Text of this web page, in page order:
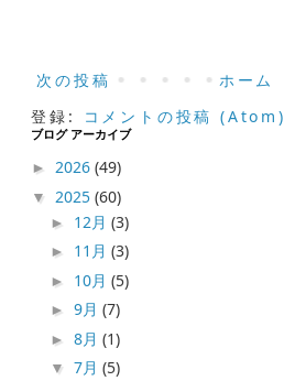
次の投稿
ホーム
登録:
コメントの投稿 (Atom)
ブログ アーカイブ
► 2026(49)
▼ 2025(60)
► 12月(3)
► 11月(3)
► 10月(5)
►9月(7)
►8月(1)
▼7月(5)